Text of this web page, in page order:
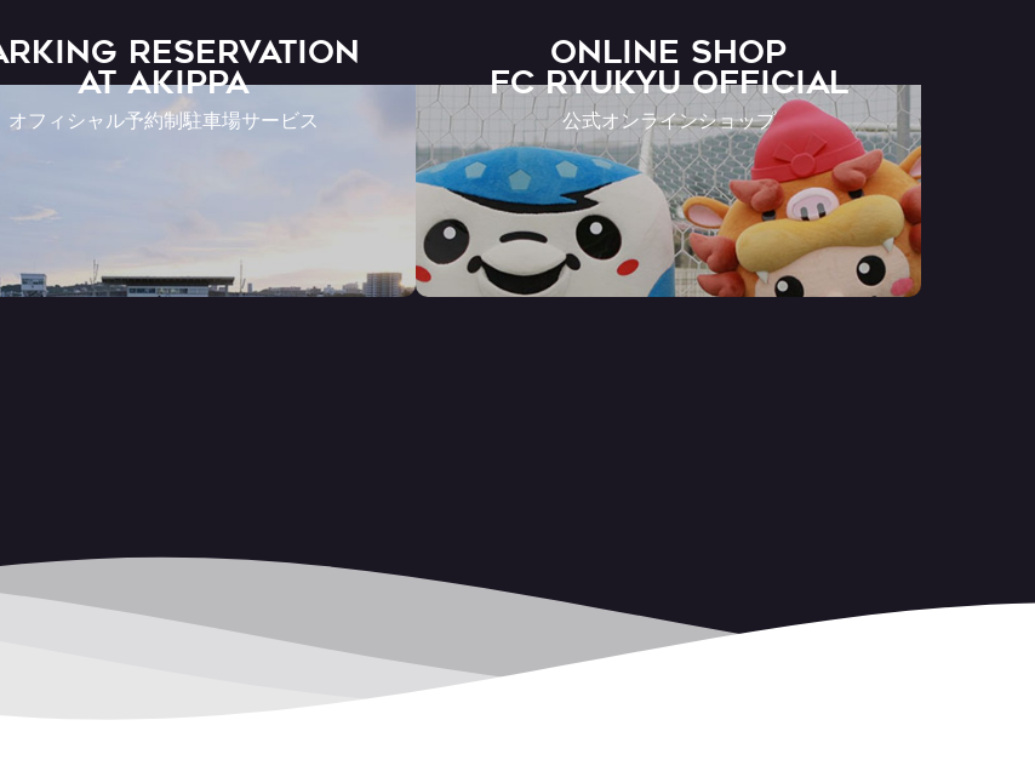
RESERVATION
AT Akippa
オフィシャル予約制駐車場サービス
ONLINE SHOP
FC RYUKYU OFFICIAL
公式オンラインショップ